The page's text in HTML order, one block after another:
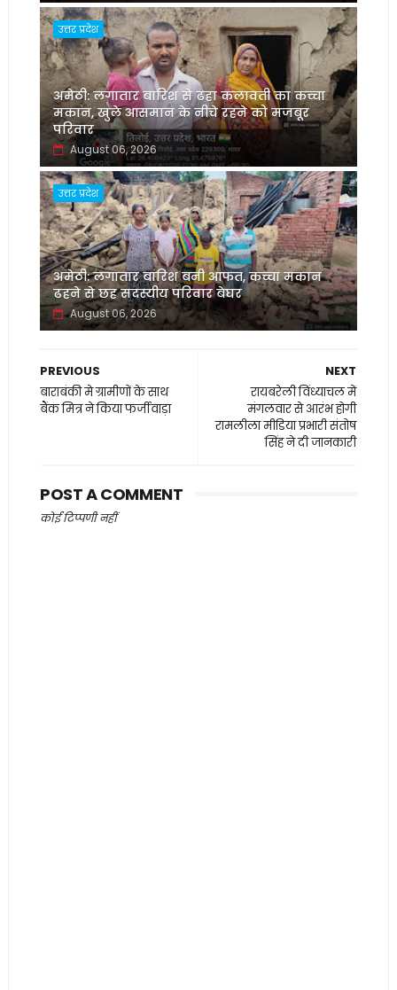
उत्तर प्रदेश
अमेठी: लगातार बारिश से ढहा कलावती का कच्चा
मकान, खुले आसमान के नीचे रहने को मजबूर
परिवार
August 06, 2026
उत्तर प्रदेश
अमेठी: लगातार बारिश बनी आफत, कच्चा मकान
ढहने से छह सदस्यीय परिवार बेघर
August 06, 2026
NEXT
रायबरेली विंध्याचल में
मंगलवार से आरंभ होगी
रामलीला मीडिया प्रभारी संतोष
सिंह ने दी जानकारी
PREVIOUS
बाराबंकी मे ग्रामीणों के साथ
बैंक मित्र ने किया फर्जीवाड़ा
POST A COMMENT
कोई टिप्पणी नहीं